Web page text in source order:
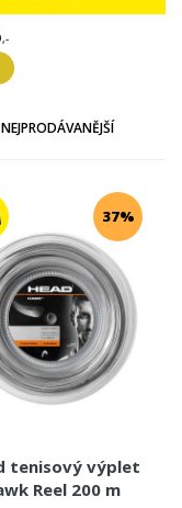
NEJPRODÁVANĚJŠÍ
37%
tenisový výplet
Reel 200 m